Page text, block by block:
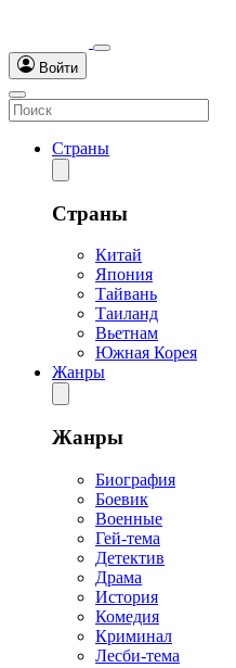
Войти
Страны
Страны
Китай
Япония
Тайвань
Таиланд
Вьетнам
Южная Корея
Жанры
Жанры
Биография
Боевик
Военные
Гей-тема
Детектив
Драма
История
Комедия
Криминал
Лесби-тема